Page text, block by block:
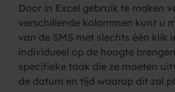
Door in Excel gebruik te maken
verschillende kolommen kunt u
van de SMS met slechts één klik
individueel op de hoogte
specifieke taak die ze moeten
de datum en tijd waarop dit zal